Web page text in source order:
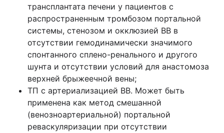
трансплантата печени у пациентов с
распространенным тромбозом портальной
системы, стенозом и окклюзией ВВ в
отсутствии гемодинамически значимого
спонтанного сплено-ренального и другого
шунта и отсутствии условий для анастомоза
верхней брыжеечной вены;
ТП с артериализацией ВВ. Может быть
применена как метод смешанной
(венозноартериальной) портальной
реваскуляризации при отсутствии